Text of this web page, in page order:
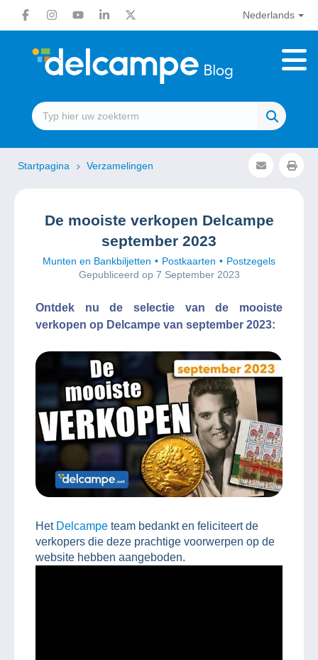
Nederlands
Startpagina Verzamelingen
De mooiste verkopen Delcampe
september 2023
Munten en Bankbiljetten Postkaarten
Postzegels
Gepubliceerd op 7 September 2023
Ontdek nu de selectie van de mooiste
verkopen op Delcampe van september 2023:
Het Delcampe team bedankt en feliciteert de
verkopers die deze prachtige voorwerpen op de
website hebben aangeboden.